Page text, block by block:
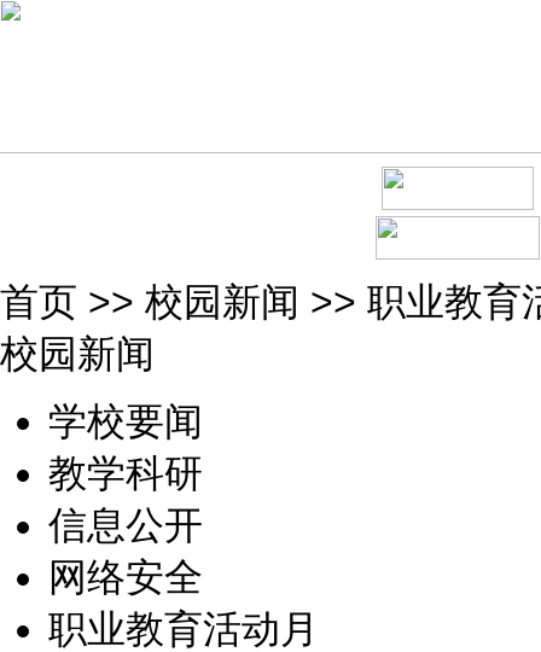
首页 >> 校园新闻 >> 职业教育
校园新闻
学校要闻
教学科研
信息公开
网络安全
职业教育活动月